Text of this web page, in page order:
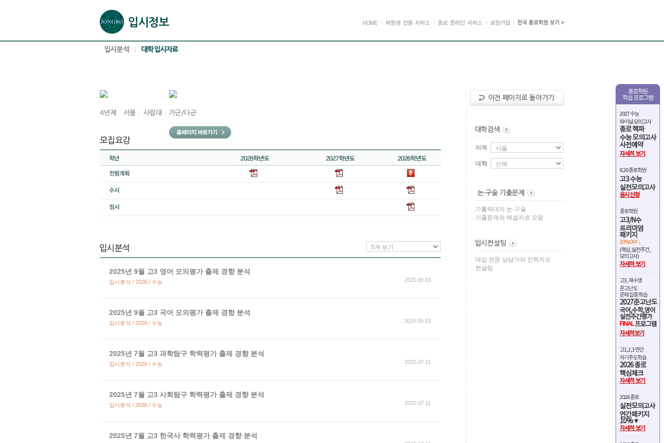
종로학원
학습 프로그램
2027 수능
파이널 모의고사
종로 핵파
수능 모의고사
사전예약
자세히 보기
8.20 종로학원
고3 수능
실전모의고사
응시신청
종로학원
고3/N수
프리미엄
패키지
20%OFF ↓
(핵심,실전주간,
모의고사)
자세히 보기
고3, 재수생
준고난도
문제 집중 학습
2027준고난도
국어,수학,영어
실전주간평가
FINAL프로그램
자세히보기
고1,2,3 연간
자기주도학습
2026 종로
핵심체크
자세히 보기
2026 종로
실전모의고사
연간패키지
10%▼
자세히 보기
5개 보기
2025년 9월 고3 영어 모의평가 출제 경향 분석
입시분석 / 2026 / 수능 2025.09.03
2025년 9월 고3 국어 모의평가 출제 경향 분석
입시분석 / 2026 / 수능 2025.09.03
2025년 7월 고3 과학탐구 학력평가 출제 경향 분석
입시분석 / 2026 / 수능 2025.07.11
2025년 7월 고3 사회탐구 학력평가 출제 경향 분석
입시분석 / 2026 / 수능 2025.07.11
2025년 7월 고3 한국사 학력평가 출제 경향 분석
지역 서울
대학 선택
가톨릭대의 논·구술
기출문제와 해설자료 모음
대입 전문 상담가의 진학지도
컨설팅